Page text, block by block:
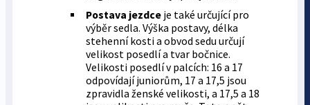
Postava jezdceje také určující pro
výběr sedla. Výška postavy, délka
stehenní kosti a obvod sedu určují
velikost posedlí a tvar bočnice.
Velikosti posedlí v palcích: 16 a 17
odpovídají juniorům, 17 a 17,5 jsou
zpravidla ženské velikosti, a 17,5 a 18